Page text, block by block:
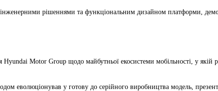
рішеннями та функціональним дизайном платформи,
Motor Group щодо майбутньої екосистеми мобільності, у якій
еволюціонував у готову до серійного виробництва модель,